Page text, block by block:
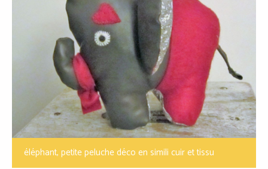
éléphant, petite peluche déco en simili cuir et tissu